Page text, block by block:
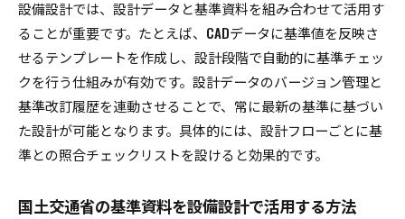
設備設計では、設計データと基準資料を組み合わせて活用す
ることが重要です。たとえば、CADデータに基準値を反映さ
せるテンプレートを作成し、設計段階で自動的に基準チェッ
クを行う仕組みが有効です。設計データのバージョン管理と
基準改訂履歴を連動させることで、常に最新の基準に基づい
た設計が可能となります。具体的には、設計フローごとに基
準との照合チェックリストを設けると効果的です。
国土交通省の基準資料を設備設計で活用する方法